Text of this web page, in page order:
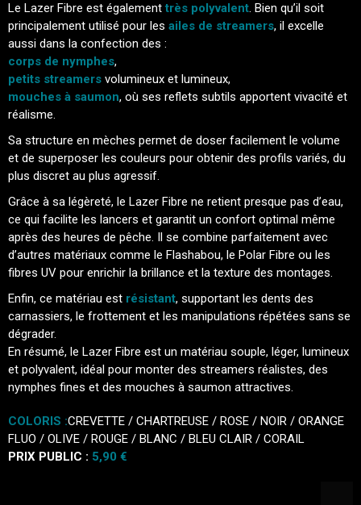
Le Lazer Fibre est également très polyvalent. Bien qu’il soit
principalement utilisé pour les ailes de streamers, il excelle
aussi dans la confection des :
corps de nymphes,
petits streamers volumineux et lumineux,
mouches à saumon, où ses reflets subtils apportent vivacité et
réalisme.
Sa structure en mèches permet de doser facilement le volume
et de superposer les couleurs pour obtenir des profils variés, du
plus discret au plus agressif.
Grâce à sa légèreté, le Lazer Fibre ne retient presque pas d’eau,
ce qui facilite les lancers et garantit un confort optimal même
après des heures de pêche. Il se combine parfaitement avec
d’autres matériaux comme le Flashabou, le Polar Fibre ou les
fibres UV pour enrichir la brillance et la texture des montages.
Enfin, ce matériau est résistant, supportant les dents des
carnassiers, le frottement et les manipulations répétées sans se
dégrader.
En résumé, le Lazer Fibre est un matériau souple, léger, lumineux
et polyvalent, idéal pour monter des streamers réalistes, des
nymphes fines et des mouches à saumon attractives.
COLORIS :CREVETTE / CHARTREUSE / ROSE / NOIR / ORANGE
FLUO / OLIVE / ROUGE / BLANC / BLEU CLAIR / CORAIL
PRIX PUBLIC : 5,90 €